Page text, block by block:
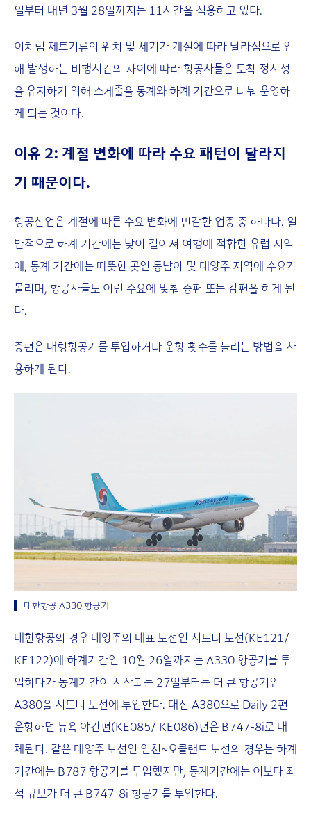
일부터 내년 3월 28일까지는 11시간을 적용하고 있다.
이처럼 제트기류의 위치 및 세기가 계절에 따라 달라짐으로 인
해 발생하는 비행시간의 차이에 따라 항공사들은 도착 정시성
을 유지하기 위해 스케줄을 동계와 하계 기간으로 나눠 운영하
게 되는 것이다.
이유 2: 계절 변화에 따라 수요 패턴이 달라지
기 때문이다.
항공산업은 계절에 따른 수요 변화에 민감한 업종 중 하나다. 일
반적으로 하계 기간에는 낮이 길어져 여행에 적합한 유럽 지역
에, 동계 기간에는 따뜻한 곳인 동남아 및 대양주 지역에 수요가
몰리며, 항공사들도 이런 수요에 맞춰 증편 또는 감편을 하게 된
다.
증편은 대형항공기를 투입하거나 운항 횟수를 늘리는 방법을 사
용하게 된다.
대한항공 A330 항공기
대한항공의 경우 대양주의 대표 노선인 시드니 노선(KE121/
KE122)에 하계기간인 10월 26일까지는 A330 항공기를 투
입하다가 동계기간이 시작되는 27일부터는 더 큰 항공기인
A380을 시드니 노선에 투입한다. 대신 A380으로 Daily 2편
운항하던 뉴욕 야간편(KE085/ KE086)편은 B747-8i로 대
체된다. 같은 대양주 노선인 인천~오클랜드 노선의 경우는 하계
기간에는 B787 항공기를 투입했지만, 동계기간에는 이보다 좌
석 규모가 더 큰 B747-8i 항공기를 투입한다.